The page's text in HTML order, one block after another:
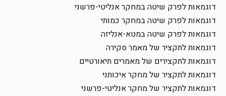
דוגמאות לפרק שיטה במחקר אנליטי-פרשני
דוגמאות לפרק שיטה במחקר כמותי
דוגמאות לפרק שיטה במטא-אנליזה
דוגמאות לתקציר של מאמר סקירה
דוגמאות לתקצירים של מאמרים תיאורטיים
דוגמאות לתקציר של מחקר איכותני
דוגמאות לתקציר של מחקר אנליטי-פרשני